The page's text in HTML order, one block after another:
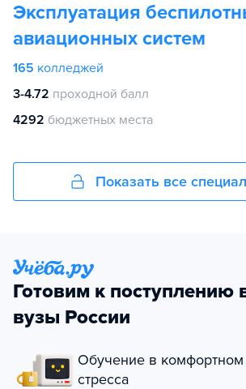
Эксплуатация
авиационных систем
165 колледжей
3-4.72 проходной балл
4292 бюджетных места
Показать все
Готовим к поступлению
вузы России
Обучение в комфортном
стресса